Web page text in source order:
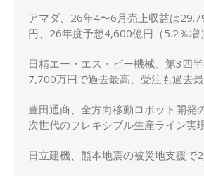
アマダ、26年4〜6月売上収益は
円、26年度予想4,600億円（5.2％増
日精エー・エス・ビー機械、第3四
7,700万円で過去最高、受注も過去
豊田通商、全方向移動ロボット開発
次世代のフレキシブル生産ライン実
日立建機、熊本地震の被災地支援で